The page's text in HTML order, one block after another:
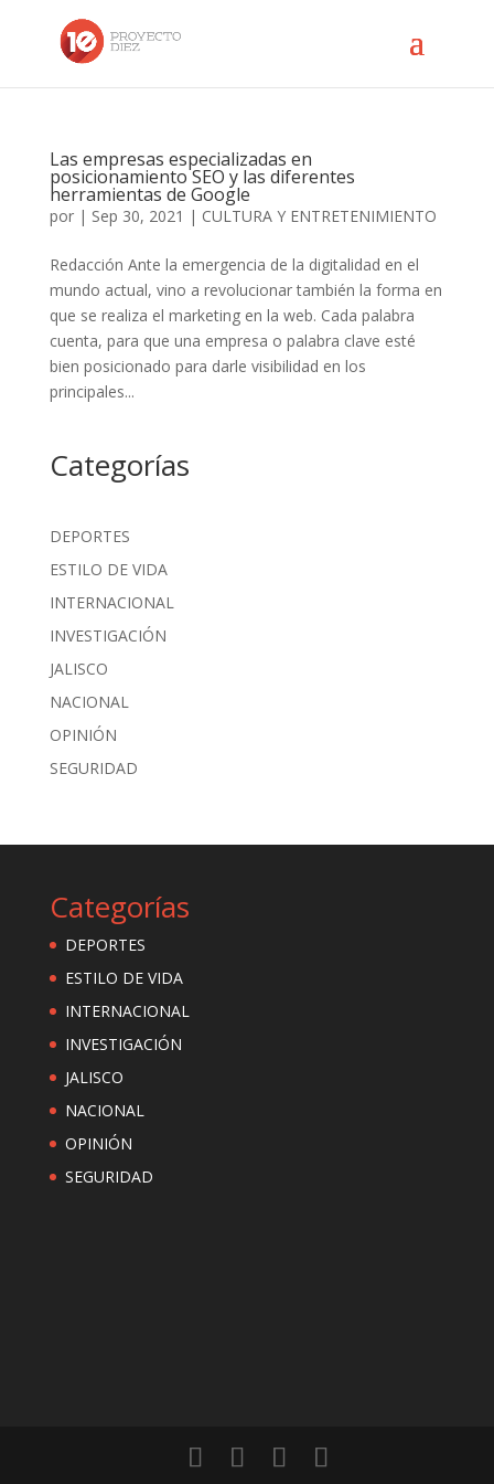
Las empresas especializadas en
posicionamiento SEO y las diferentes
herramientas de Google
por | Sep 30, 2021 | CULTURA Y ENTRETENIMIENTO
Redacción Ante la emergencia de la digitalidad en el
mundo actual, vino a revolucionar también la forma en
que se realiza el marketing en la web. Cada palabra
cuenta, para que una empresa o palabra clave esté
bien posicionado para darle visibilidad en los
principales...
Categorías
DEPORTES
ESTILO DE VIDA
INTERNACIONAL
INVESTIGACIÓN
JALISCO
NACIONAL
OPINIÓN
SEGURIDAD
Categorías
DEPORTES
ESTILO DE VIDA
INTERNACIONAL
INVESTIGACIÓN
JALISCO
NACIONAL
OPINIÓN
SEGURIDAD